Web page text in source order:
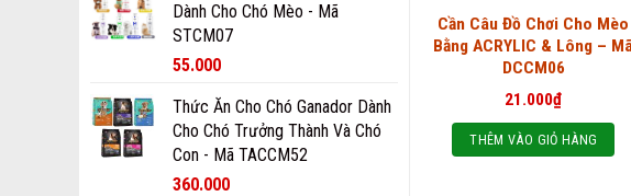
Dành Cho Chó Mèo - Mã
STCM07
55.000
Thức Ăn Cho Chó Ganador Dành
Cho Chó Trưởng Thành Và Chó
Con - Mã TACCM52
360.000
Cần Câu Đồ Chơi Cho Mèo
Bằng ACRYLIC & Lông –
DCCM06
21.000₫
THÊM VÀO GIỎ HÀNG